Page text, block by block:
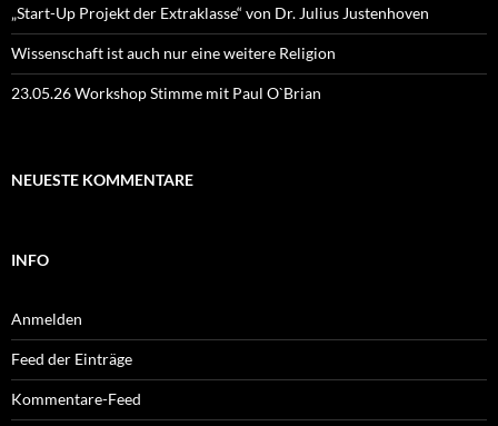
„Start-Up Projekt der Extraklasse“ von Dr. Julius Justenhoven
Wissenschaft ist auch nur eine weitere Religion
23.05.26 Workshop Stimme mit Paul O`Brian
NEUESTE KOMMENTARE
INFO
Anmelden
Feed der Einträge
Kommentare-Feed